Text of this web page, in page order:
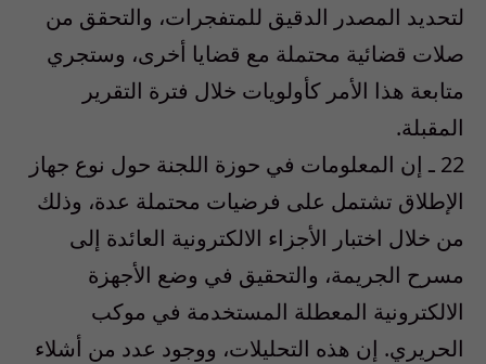
لتحديد المصدر الدقيق للمتفجرات، والتحقق من
صلات قضائية محتملة مع قضايا أخرى، وستجري
متابعة هذا الأمر كأولويات خلال فترة التقرير
المقبلة.
22 ـ إن المعلومات في حوزة اللجنة حول نوع جهاز
الإطلاق تشتمل على فرضيات محتملة عدة، وذلك
من خلال اختبار الأجزاء الالكترونية العائدة إلى
مسرح الجريمة، والتحقيق في وضع الأجهزة
الالكترونية المعطلة المستخدمة في موكب
الحريري. إن هذه التحليلات، ووجود عدد من أشلاء